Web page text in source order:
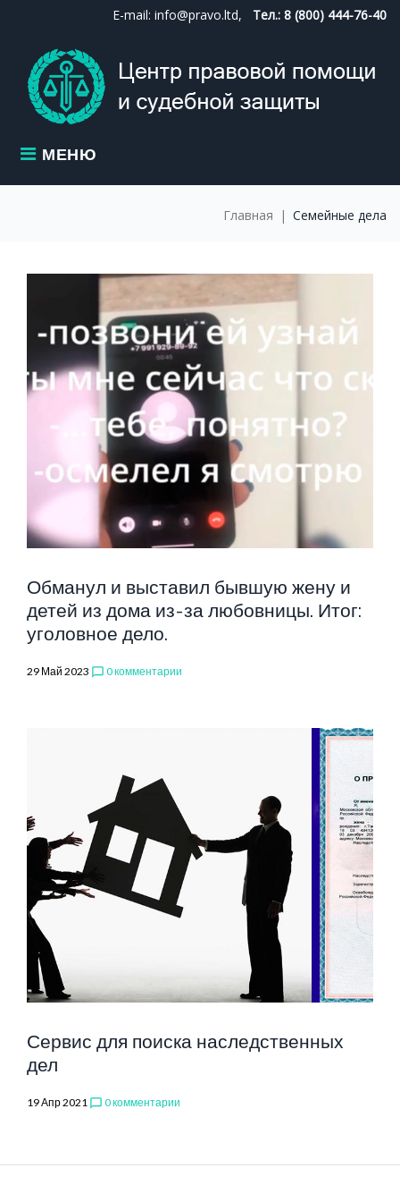
content
E-mail: info@pravo.ltd, Тел.: 8 (800) 444-76-40
МЕНЮ
Главная | Семейные дела
МЕТКА:
СЕМЕЙНЫЕ
ДЕЛА
Обманул и выставил бывшую жену и
детей из дома из-за любовницы. Итог:
уголовное дело.
29 Май 2023 chat_bubble_outline 0 комментарии
Сервис для поиска наследственных
дел
19 Апр 2021 chat_bubble_outline 0 комментарии